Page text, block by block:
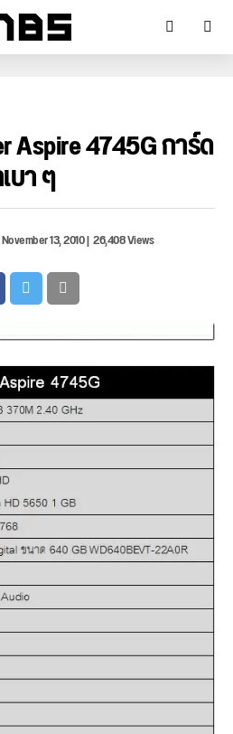
Aspire 4745G การ์ด
บา ๆ
November 13, 2010|26,408 Views